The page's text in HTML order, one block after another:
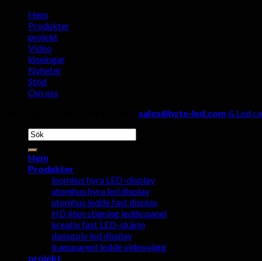
Hem
Produkter
projekt
Video
lösningar
Nyheter
Stöd
Om oss
sales@hyte-led.com & Led
Söka
efter:
Hem
Produkter
inomhus hyra LED-display
utomhus hyra led display
utomhus ledde fast display
HD liten stigning ledde panel
kreativ fast LED-skärm
dansgolv led display
transparent ledde videovägg
projekt